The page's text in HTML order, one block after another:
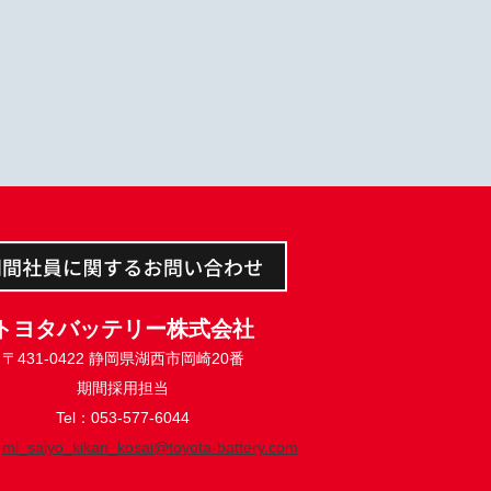
トヨタバッテリー株式会社
〒431-0422 静岡県湖西市岡崎20番
期間採用担当
Tel：053-577-6044
ml_saiyo_kikan_kosai@toyota-battery.com